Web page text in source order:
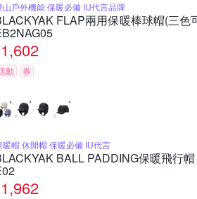
山戶外機能 保暖必備 IU代言品牌
FLAP兩用保暖棒球帽(三
1,602
動 券
暖帽 休閒帽 保暖必備 IU代言
BALL PADDING保暖飛行
1,962